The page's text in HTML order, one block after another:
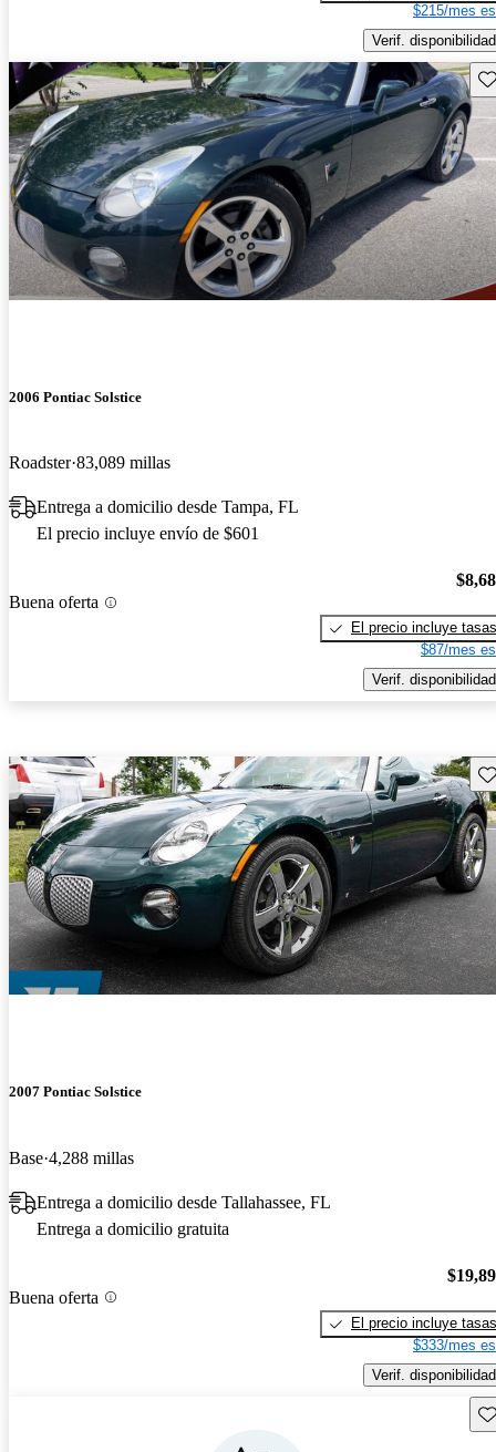
$215/mes
Verif. disponibilidad
2006 Pontiac Solstice
Roadster 83,089 millas
Entrega a domicilio desde Tampa, FL
El precio incluye envío de $601
Buena oferta
El precio incluye tasas
$87/mes
Verif. disponibilidad
2007 Pontiac Solstice
Base 4,288 millas
Entrega a domicilio desde Tallahassee, FL
Entrega a domicilio gratuita
Buena oferta
El precio incluye tasas
$333/mes
Verif. disponibilidad